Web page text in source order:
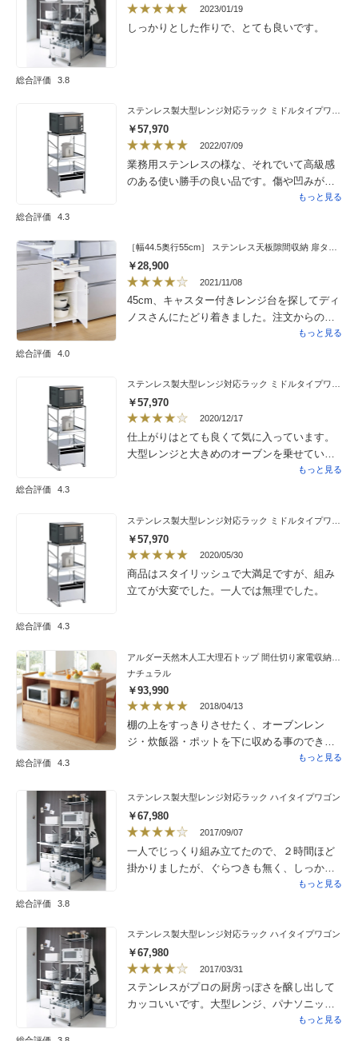
買いに走りました。企画した人、本当にこれ
一式だけで組み立てたことあんのか？
総合評価 3.8
2023/01/19
しっかりとした作りで、とても良いです。
総合評価 4.3
￥57,970
2022/07/09
業務用ステンレスの様な、それでいて高級感
のある使い勝手の良い品です。傷や凹みが少
し心配ですが、許容範囲です。組立はあまり
ではとても難しいです。天板やポールを持っ
てもらわないとボルトナットが締めれませ
ん。その時だけ家族を呼びました。ご自身で
組立される方へ。助手がいた方がよい。無理
して天板が向こう側に倒れると曲がります。
メガネレンチがあるといいのですが、私が
は、ナットは持っとくだけで、ボルトで回し
ていくと上手くいくと思います。
もっと見る
総合評価 4.0
￥28,900
2021/11/08
45cm、キャスター付きレンジ台を探してディ
ノスさんにたどり着きました。注文からの到
着も早く品物もキレイです。丁度よく隙間に
事でした。2枚あれば更に使いでが良かったか
なと思います。通販で家具を買うのは不安で
したが大変満足しています。
もっと見る
総合評価 4.3
￥57,970
2020/12/17
仕上がりはとても良くて気に入っています。
大型レンジと大きめのオーブンを乗せていま
すが問題無いです。1番下のワゴン収納は引き
いと思いますが1人では難しいです。
もっと見る
総合評価 4.3
￥57,970
2020/05/30
商品はスタイリッシュで大満足ですが、組み
立てが大変でした。一人では無理でした。
総合評価 4.3
アルダー天然木人工大理石トップ 間仕切り家電収納キッチンカウンター 幅144cm
ナチュラル
￥93,990
2018/04/13
棚の上をすっきりさせたく、オーブンレン
ジ・炊飯器・ポットを下に収める事のできる
ものを探していました。他にあっても、素材
のに出会えなかった所、この商品に辿り着き
メージ通りで、引き出しの感じもスムーズで
もっと見る
総合評価 3.8
ステンレス製大型レンジ対応ラック ハイタイプワゴン
￥67,980
2017/09/07
一人でじっくり組み立てたので、２時間ほど
掛かりましたが、ぐらつきも無く、しっかり
としています。 見た感じも清潔感があり、
点は、ネジを締める時に裏側のボルトが一緒
に回ってしまうことがあり、強く締めるのに
手持ちの工具を使いました。裏側のボルトの
回転を抑える工具も付属しているとありがた
いと思いました。
もっと見る
ステンレス製大型レンジ対応ラック ハイタイプワゴン
￥67,980
2017/03/31
ステンレスがプロの厨房っぽさを醸し出して
カッコいいです。大型レンジ、パナソニック
のビストロがぴったり入り、高さもちょうど
もっと見る